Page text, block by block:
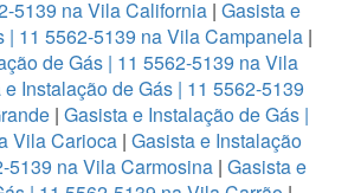
5139 na Vila California | Gasista e
| 11 5562-5139 na Vila Campanela |
de Gás | 11 5562-5139 na Vila
Instalação de Gás | 11 5562-5139
| Gasista e Instalação de Gás |
Vila Carioca| Gasista e Instalação
5139 na Vila Carmosina| Gasista e